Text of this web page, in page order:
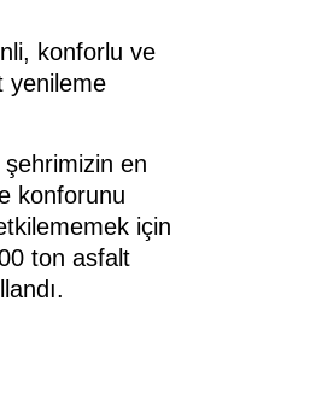
konforlu ve
yenileme
şehrimizin en
konforunu
için
ton asfalt